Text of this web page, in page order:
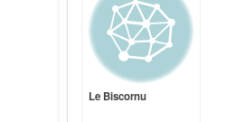
Le Biscornu